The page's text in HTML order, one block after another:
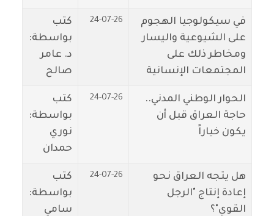
في سيكولوجيا الهجوم
على الشيوعية واليسار
ومخاطر ذلك على
المجتمعات الإنسانية
24-07-26
كتب
بواسطة:
د. عامر
صالح
الحوار الوطني المدني..
حاجة العراق قبل أن
يكون خياراً
24-07-26
كتب
بواسطة:
نوري
حمدان
هل يتجه العراق نحو
إعادة إنتاج "الرجل
القوي"؟
24-07-26
كتب
بواسطة:
سامي